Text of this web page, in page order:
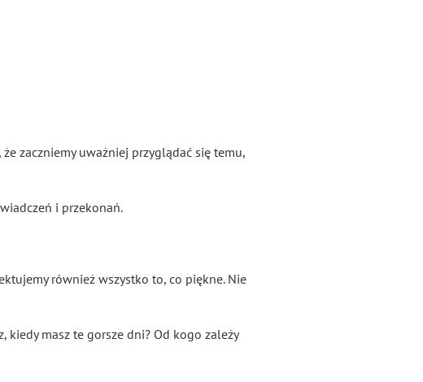
zaczniemy uważniej przyglądać się temu,
i przekonań.
również wszystko to, co piękne. Nie
kiedy masz te gorsze dni? Od kogo zależy